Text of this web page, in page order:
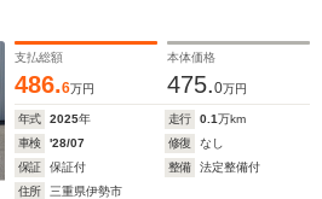
支払総額
486.6万円
本体価格
475.0万円
年式 2025年 走行 0.1万km
車検
'28/07 修復
なし
保証
保証付 整備
法定整備付
住所
三重県伊勢市